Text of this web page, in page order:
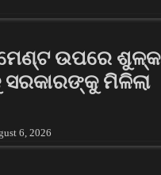
ଉପରେ ଶୁଳ୍କ
ସରକାରଙ୍କୁ ମିଳିଲା
6, 2026